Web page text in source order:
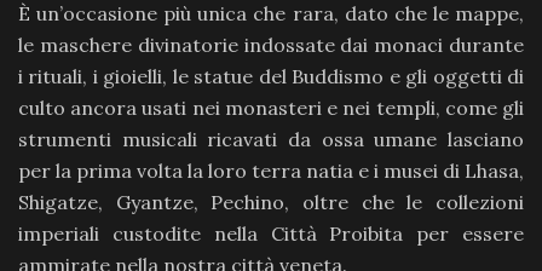
È un’occasione più unica che rara, dato che le mappe,
le maschere divinatorie indossate dai monaci durante
i rituali, i gioielli, le statue del Buddismo e gli oggetti di
culto ancora usati nei monasteri e nei templi, come gli
strumenti musicali ricavati da ossa umane lasciano
per la prima volta la loro terra natia e i musei di Lhasa,
Shigatze, Gyantze, Pechino, oltre che le collezioni
imperiali custodite nella Città Proibita per essere
ammirate nella nostra città veneta.